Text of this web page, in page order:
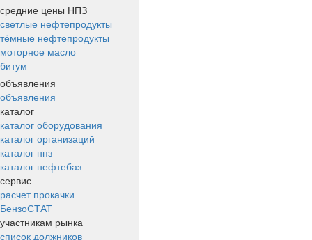
средние цены НПЗ
светлые нефтепродукты
тёмные нефтепродукты
моторное масло
битум
объявления
объявления
каталог
каталог оборудования
каталог организаций
каталог нпз
каталог нефтебаз
сервис
расчет прокачки
БензоСТАТ
участникам рынка
список должников